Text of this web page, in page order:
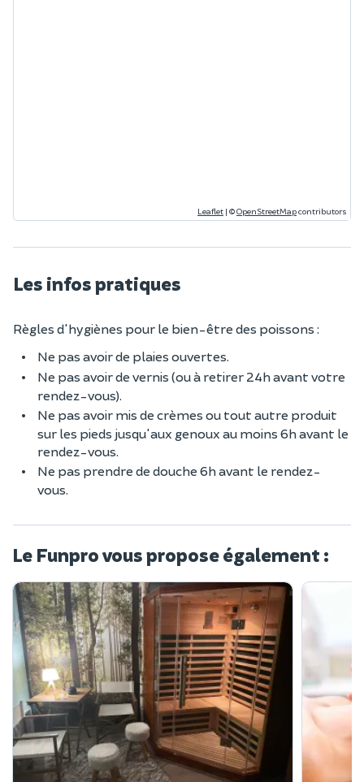
Leaflet | ©OpenStreetMapcontributors
Les infos pratiques
Règles d'hygiènes pour le bien-être des poissons :
Ne pas avoir de plaies ouvertes.
Ne pas avoir de vernis (ou à retirer 24h avant votre
rendez-vous).
Ne pas avoir mis de crèmes ou tout autre produit
sur les pieds jusqu'aux genoux au moins 6h avant le
rendez-vous.
Ne pas prendre de douche 6h avant le rendez-
vous.
Le Funpro vous propose également :